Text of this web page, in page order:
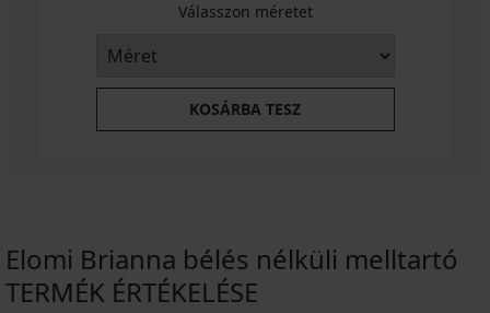
Válasszon méretet
KOSÁRBA TESZ
Elomi Brianna bélés nélküli melltartó
TERMÉK ÉRTÉKELÉSE